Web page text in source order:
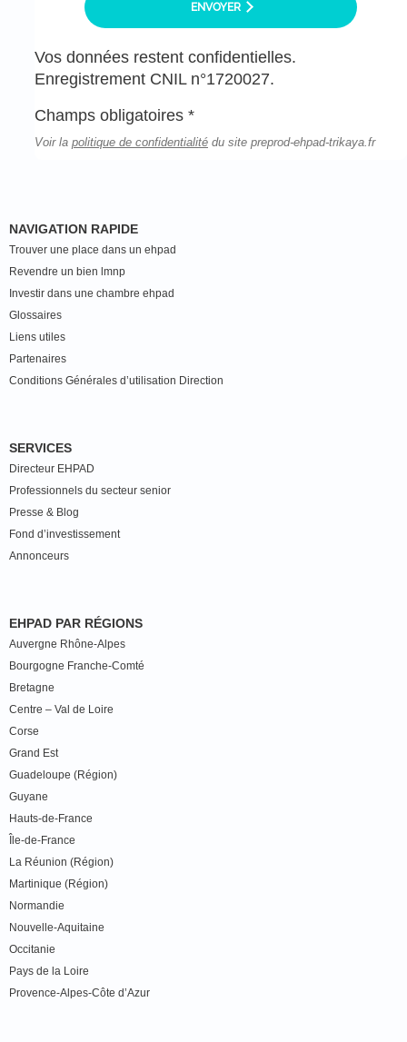
ENVOYER
Vos données restent confidentielles.
Enregistrement CNIL n°1720027.
Champs obligatoires *
Voir la politique de confidentialité du site preprod-ehpad-trikaya.fr
NAVIGATION RAPIDE
Trouver une place dans un ehpad
Revendre un bien lmnp
Investir dans une chambre ehpad
Glossaires
Liens utiles
Partenaires
Conditions Générales d’utilisation Direction
SERVICES
Directeur EHPAD
Professionnels du secteur senior
Presse & Blog
Fond d’investissement
Annonceurs
EHPAD PAR RÉGIONS
Auvergne Rhône-Alpes
Bourgogne Franche-Comté
Bretagne
Centre – Val de Loire
Corse
Grand Est
Guadeloupe (Région)
Guyane
Hauts-de-France
Île-de-France
La Réunion (Région)
Martinique (Région)
Normandie
Nouvelle-Aquitaine
Occitanie
Pays de la Loire
Provence-Alpes-Côte d’Azur